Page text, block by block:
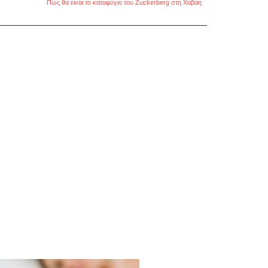
Πώς θα είναι το καταφύγιο του Zuckerberg στη Χαβάη